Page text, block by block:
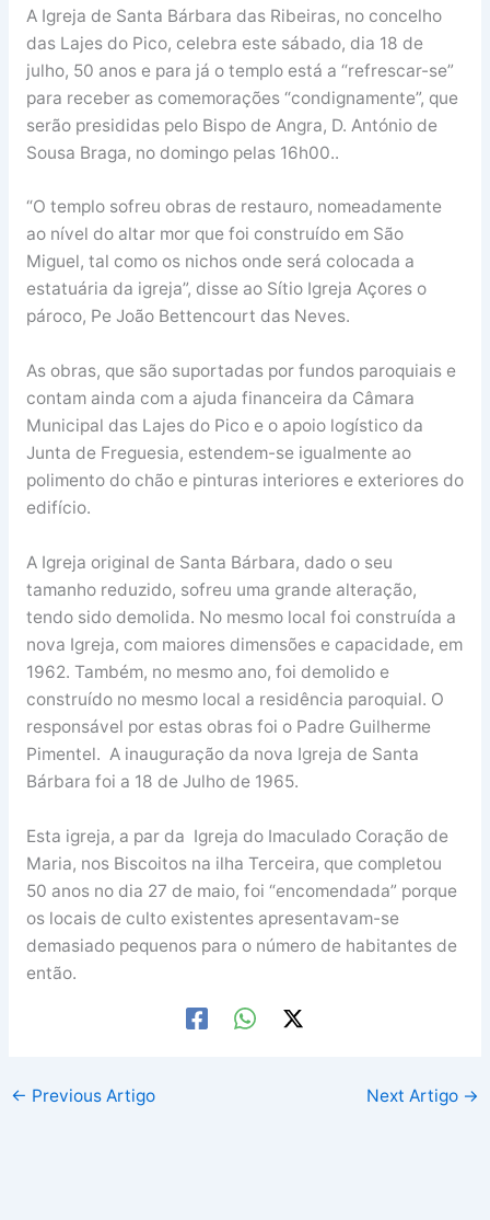
A Igreja de Santa Bárbara das Ribeiras, no concelho
das Lajes do Pico, celebra este sábado, dia 18 de
julho, 50 anos e para já o templo está a “refrescar-se”
para receber as comemorações “condignamente”, que
serão presididas pelo Bispo de Angra, D. António de
Sousa Braga, no domingo pelas 16h00..
“O templo sofreu obras de restauro, nomeadamente
ao nível do altar mor que foi construído em São
Miguel, tal como os nichos onde será colocada a
estatuária da igreja”, disse ao Sítio Igreja Açores o
pároco, Pe João Bettencourt das Neves.
As obras, que são suportadas por fundos paroquiais e
contam ainda com a ajuda financeira da Câmara
Municipal das Lajes do Pico e o apoio logístico da
Junta de Freguesia, estendem-se igualmente ao
polimento do chão e pinturas interiores e exteriores do
edifício.
A Igreja original de Santa Bárbara, dado o seu
tamanho reduzido, sofreu uma grande alteração,
tendo sido demolida. No mesmo local foi construída a
nova Igreja, com maiores dimensões e capacidade, em
1962. Também, no mesmo ano, foi demolido e
construído no mesmo local a residência paroquial. O
responsável por estas obras foi o Padre Guilherme
Pimentel. A inauguração da nova Igreja de Santa
Bárbara foi a 18 de Julho de 1965.
Esta igreja, a par da Igreja do Imaculado Coração de
Maria, nos Biscoitos na ilha Terceira, que completou
50 anos no dia 27 de maio, foi “encomendada” porque
os locais de culto existentes apresentavam-se
demasiado pequenos para o número de habitantes de
então.
← Previous Artigo Next Artigo →